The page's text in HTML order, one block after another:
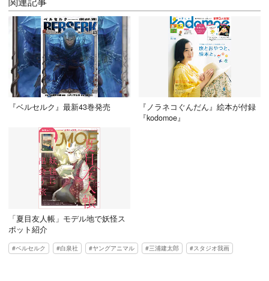
『ベルセルク』最新43巻発売
『ノラネコぐんだん』絵本が付録
『kodomoe』
「夏目友人帳」モデル地で妖怪ス
ポット紹介
ベルセルク 白泉社 ヤングアニマル 三浦建太郎 スタジオ我画